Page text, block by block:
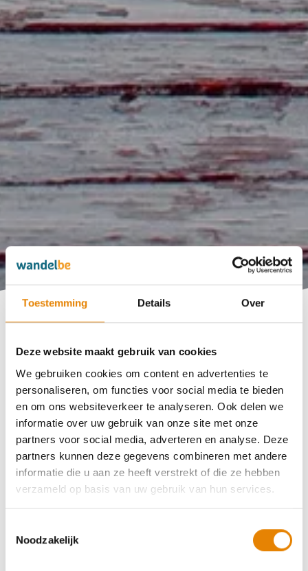
Toestemming Details Over
Deze website maakt gebruik van cookies
We gebruiken cookies om content en advertenties te
personaliseren, om functies voor social media te bieden
en om ons websiteverkeer te analyseren. Ook delen we
informatie over uw gebruik van onze site met onze
partners voor social media, adverteren en analyse. Deze
partners kunnen deze gegevens combineren met andere
informatie die u aan ze heeft verstrekt of die ze hebben
verzameld op basis van uw gebruik van hun services.
Noodzakelijk
Evenementen in de kijker
Wandeltips